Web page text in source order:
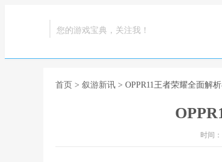
您的游戏宝典，关注我！
首页 > 叙游新讯 > OPPR11王者荣耀全面解
时间